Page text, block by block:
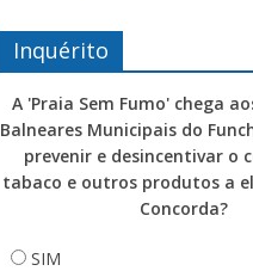
Inquérito
A 'Praia Sem Fumo' chega
Balneares Municipais do
prevenir e desincentivar o
tabaco e outros produtos a
Concorda?
SIM